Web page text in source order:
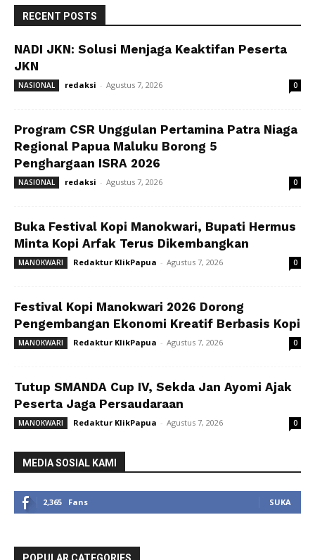
RECENT POSTS
NADI JKN: Solusi Menjaga Keaktifan Peserta
JKN
NASIONAL redaksi - Agustus 7, 2026 0
Program CSR Unggulan Pertamina Patra Niaga
Regional Papua Maluku Borong 5
Penghargaan ISRA 2026
NASIONAL redaksi - Agustus 7, 2026 0
Buka Festival Kopi Manokwari, Bupati Hermus
Minta Kopi Arfak Terus Dikembangkan
MANOKWARI Redaktur KlikPapua - Agustus 7, 2026 0
Festival Kopi Manokwari 2026 Dorong
Pengembangan Ekonomi Kreatif Berbasis Kopi
MANOKWARI Redaktur KlikPapua - Agustus 7, 2026 0
Tutup SMANDA Cup IV, Sekda Jan Ayomi Ajak
Peserta Jaga Persaudaraan
MANOKWARI Redaktur KlikPapua - Agustus 7, 2026 0
MEDIA SOSIAL KAMI
2,365 Fans SUKA